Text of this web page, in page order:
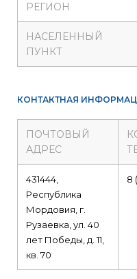
РЕГИОН
НАСЕЛЕННЫЙ
ПУНКТ
КОНТАКТНАЯ
ПОЧТОВЫЙ
АДРЕС
431444,
Республика
Мордовия, г.
Рузаевка, ул. 40
лет Победы, д. 11,
кв. 70
8